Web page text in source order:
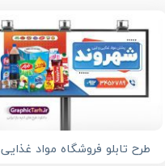
طرح تابلو فروشگاه مواد غذایی